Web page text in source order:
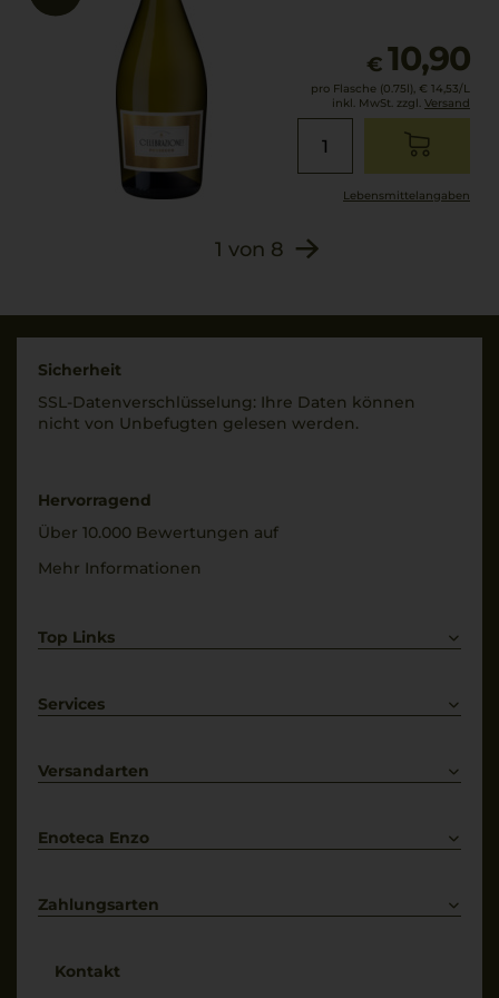
2028
Allergenhinweis
enthält Sulfite
Hersteller / Importeur
22763 Hamburg;
Imbottigliato da:
(Konservierungsmittel),
KALIUMMETABISULFIT
(Konservierungsmittel),
N2 (in kontrollierter
Atmosphäre abgefüllt).
€ 10,90
pro Flasche (0.75l), € 14,53/L
inkl. MwSt. zzgl. Versand
Lebensmittel­angaben
1 von 8
Sicherheit
SSL-Daten­verschlüs­selung: Ihre Daten können
nicht von Unbe­fugten gelesen werden.
Hervorragend
Über 10.000 Bewertungen auf
Mehr Informationen
Top Links
Weißwein
Services
Kontakt
Versandarten
Enoteca Enzo
Bewertungs-Richtlinien
Zahlungsarten
Kontakt